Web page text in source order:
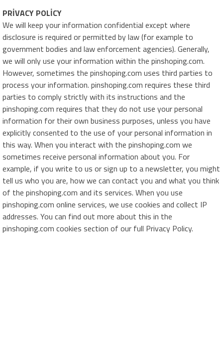
PRİVACY POLİCY
We will keep your information confidential except where
disclosure is required or permitted by law (for example to
government bodies and law enforcement agencies). Generally,
we will only use your information within the pinshoping.com.
However, sometimes the pinshoping.com uses third parties to
process your information. pinshoping.com requires these third
parties to comply strictly with its instructions and the
pinshoping.com requires that they do not use your personal
information for their own business purposes, unless you have
explicitly consented to the use of your personal information in
this way. When you interact with the pinshoping.com we
sometimes receive personal information about you. For
example, if you write to us or sign up to a newsletter, you might
tell us who you are, how we can contact you and what you think
of the pinshoping.com and its services. When you use
pinshoping.com online services, we use cookies and collect IP
addresses. You can find out more about this in the
pinshoping.com cookies section of our full Privacy Policy.